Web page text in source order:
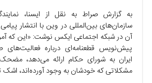
به گزارش صراط به نقل از ایسنا،
سازمان‌های بین‌المللی در وین با انتشار
آن در شبکه اجتماعی ایکس نوشت: «این که
پیش‌نویس قطعنامه‌ای درباره فعالیت‌های
ایران به شورای حکام ارائه می‌دهد،
مشکلاتی که خودشان به وجود آورده‌اند،